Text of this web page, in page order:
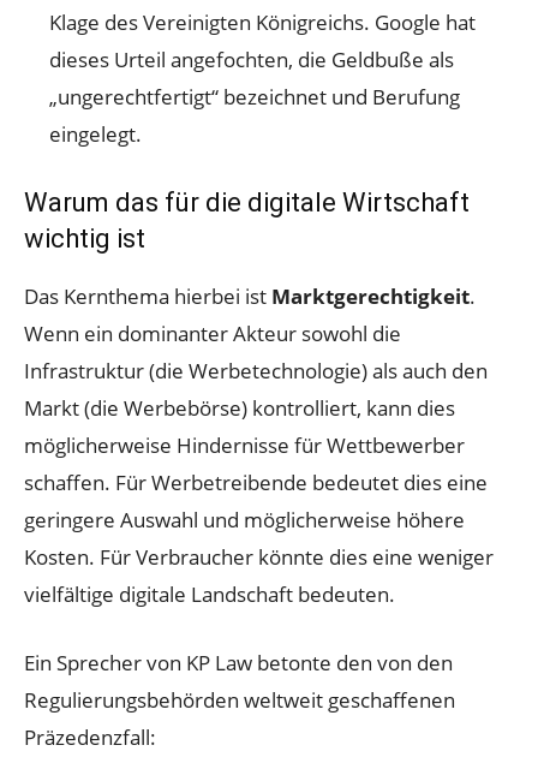
Klage des Vereinigten Königreichs. Google hat
dieses Urteil angefochten, die Geldbuße als
„ungerechtfertigt“ bezeichnet und Berufung
eingelegt.
Warum das für die digitale Wirtschaft
wichtig ist
Das Kernthema hierbei ist Marktgerechtigkeit.
Wenn ein dominanter Akteur sowohl die
Infrastruktur (die Werbetechnologie) als auch den
Markt (die Werbebörse) kontrolliert, kann dies
möglicherweise Hindernisse für Wettbewerber
schaffen. Für Werbetreibende bedeutet dies eine
geringere Auswahl und möglicherweise höhere
Kosten. Für Verbraucher könnte dies eine weniger
vielfältige digitale Landschaft bedeuten.
Ein Sprecher von KP Law betonte den von den
Regulierungsbehörden weltweit geschaffenen
Präzedenzfall: